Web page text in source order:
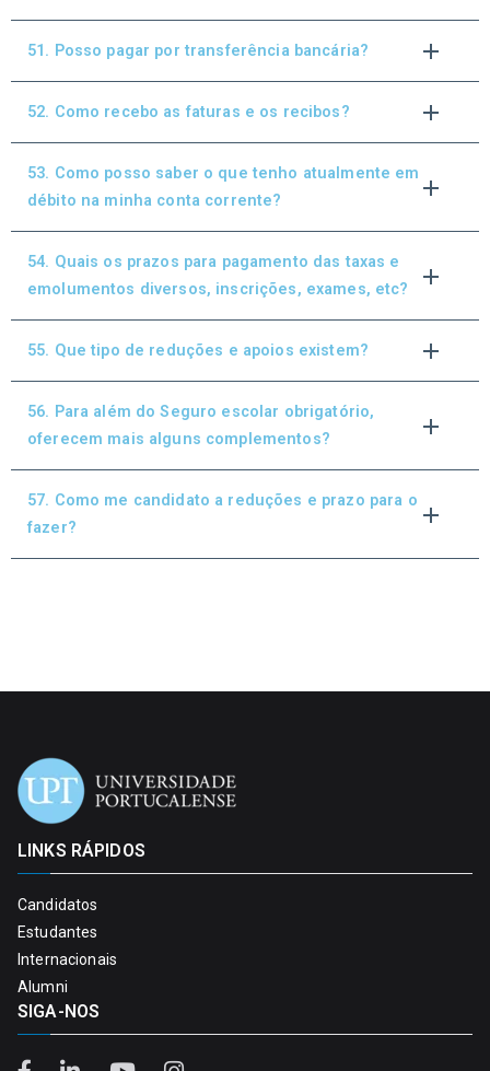
51. Posso pagar por transferência bancária?
52. Como recebo as faturas e os recibos?
53. Como posso saber o que tenho atualmente em
débito na minha conta corrente?
54. Quais os prazos para pagamento das taxas e
emolumentos diversos, inscrições, exames, etc?
55. Que tipo de reduções e apoios existem?
56. Para além do Seguro escolar obrigatório,
oferecem mais alguns complementos?
57. Como me candidato a reduções e prazo para o
fazer?
LINKS RÁPIDOS
Candidatos
Estudantes
Internacionais
Alumni
SIGA-NOS